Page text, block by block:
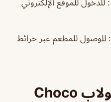
: للدخول للموقع الإلكتروني
: للوصول للمطعم عبر خرائط
عنوان كافيه شوكولاب Choco